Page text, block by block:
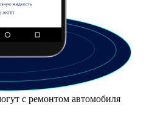
с ремонтом автомобиля